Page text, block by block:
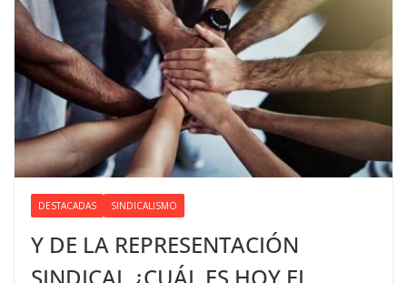
DESTACADAS SINDICALISMO
Y DE LA REPRESENTACIÓN